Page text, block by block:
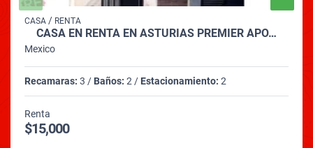
CASA / RENTA
CASA EN RENTA EN ASTURIAS PREMIER APO…
Mexico
Recamaras: 3 / Baños: 2 / Estacionamiento: 2
Renta
$15,000